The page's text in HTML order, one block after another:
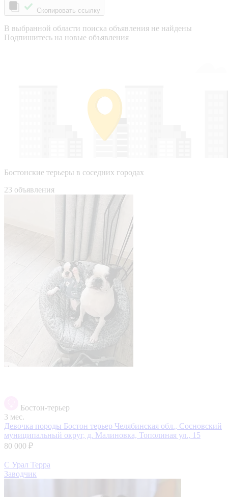
Скопировать ссылку
В выбранной области поиска объявления не найдены
Подпишитесь на новые объявления
Бостонские терьеры в соседних городах
23 объявления
Бостон-терьер
3 мес.
Девочка породы Бостон терьер Челябинская обл., Сосновский
муниципальный округ, д. Малиновка, Тополиная ул., 15
80 000 ₽
С Урал Терра
Заводчик